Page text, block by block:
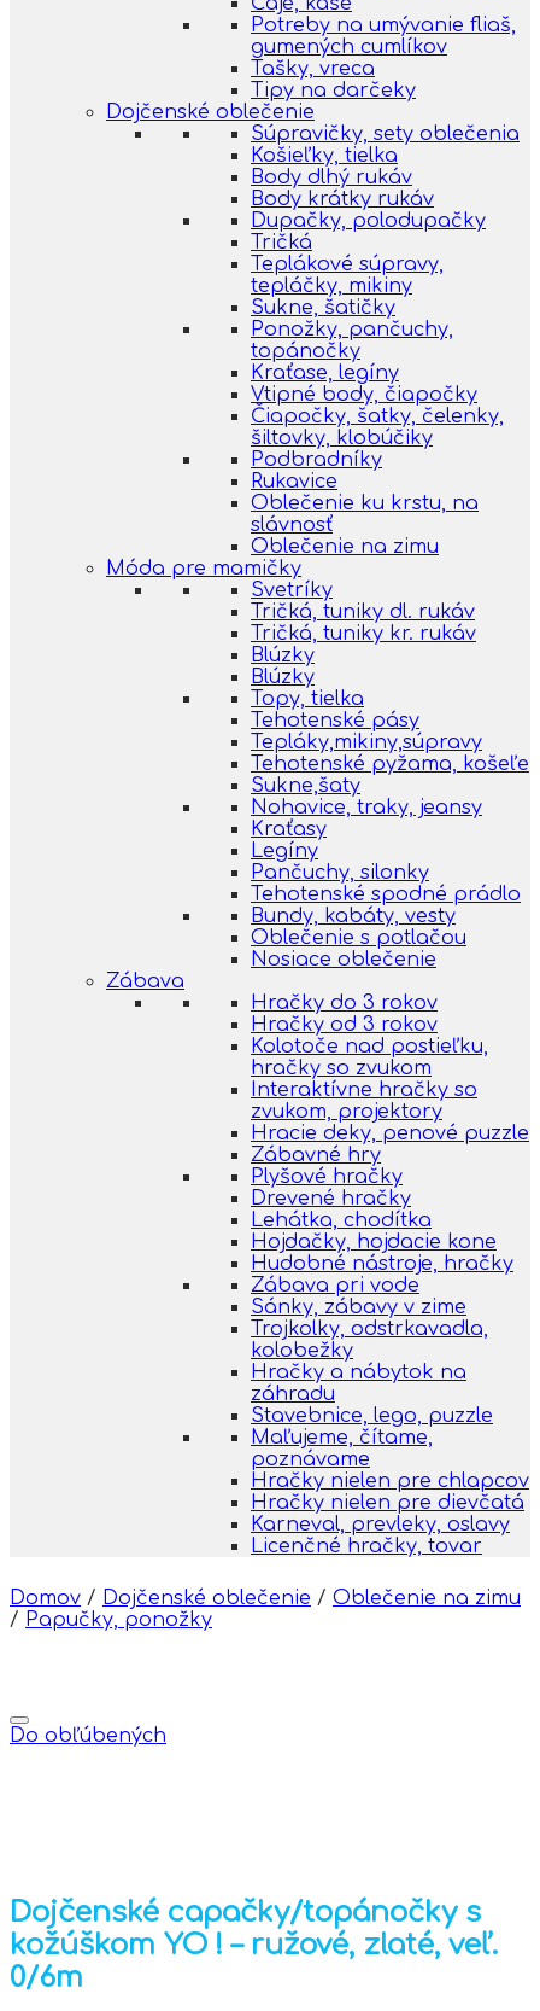
Potreby na umývanie fliaš,
gumených cumlíkov
Tašky, vreca
Tipy na darčeky
Dojčenské oblečenie
Súpravičky, sety oblečenia
Košieľky, tielka
Body dlhý rukáv
Body krátky rukáv
Dupačky, polodupačky
Tričká
Teplákové súpravy,
tepláčky, mikiny
Sukne, šatičky
Ponožky, pančuchy,
topánočky
Kraťase, legíny
Vtipné body, čiapočky
Čiapočky, šatky, čelenky,
šiltovky, klobúčiky
Podbradníky
Rukavice
Oblečenie ku krstu, na
slávnosť
Oblečenie na zimu
Móda pre mamičky
Svetríky
Tričká, tuniky dl. rukáv
Tričká, tuniky kr. rukáv
Blúzky
Blúzky
Topy, tielka
Tehotenské pásy
Tepláky,mikiny,súpravy
Tehotenské pyžama, košeľe
Sukne,šaty
Nohavice, traky, jeansy
Kraťasy
Legíny
Pančuchy, silonky
Tehotenské spodné prádlo
Bundy, kabáty, vesty
Oblečenie s potlačou
Nosiace oblečenie
Zábava
Hračky do 3 rokov
Hračky od 3 rokov
Kolotoče nad postieľku,
hračky so zvukom
Interaktívne hračky so
zvukom, projektory
Hracie deky, penové puzzle
Zábavné hry
Plyšové hračky
Drevené hračky
Lehátka, chodítka
Hojdačky, hojdacie kone
Hudobné nástroje, hračky
Zábava pri vode
Sánky, zábavy v zime
Trojkolky, odstrkavadla,
kolobežky
Hračky a nábytok na
záhradu
Stavebnice, lego, puzzle
Maľujeme, čítame,
poznávame
Hračky nielen pre chlapcov
Hračky nielen pre dievčatá
Karneval, prevleky, oslavy
Licenčné hračky, tovar
Domov / Dojčenské oblečenie / Oblečenie na zimu
/ Papučky, ponožky
Do obľúbených
Dojčenské capačky/topánočky s
kožúškom YO ! – ružové, zlaté, veľ.
0/6m